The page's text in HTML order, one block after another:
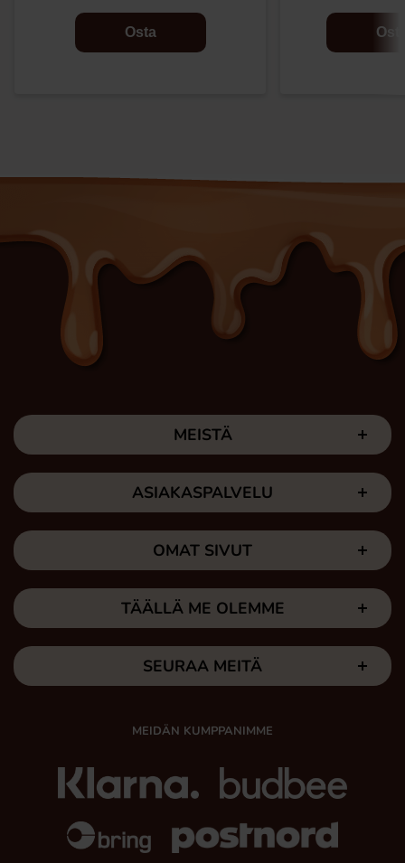
Osta
MEISTÄ
ASIAKASPALVELU
OMAT SIVUT
TÄÄLLÄ ME OLEMME
SEURAA MEITÄ
MEIDÄN KUMPPANIMME